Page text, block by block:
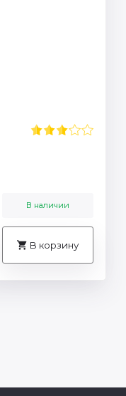
В наличии
В корзину